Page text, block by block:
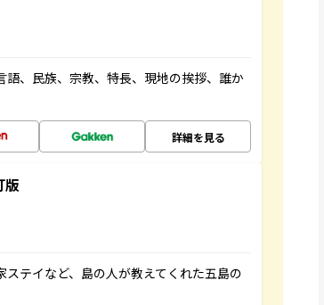
、民族、宗教、特長、現地の挨拶、誰か
詳細を見る
テイなど、島の人が教えてくれた五島の